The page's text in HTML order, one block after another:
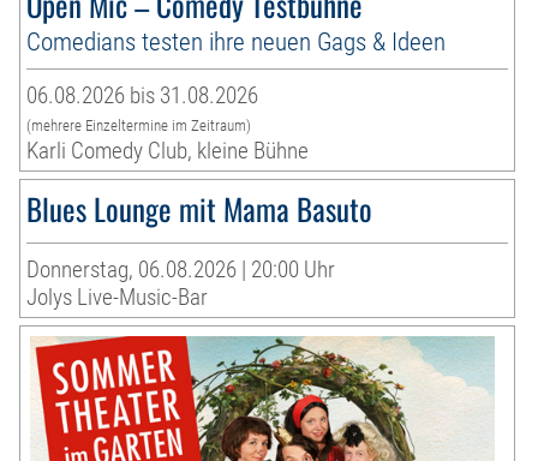
Comedians testen ihre neuen Gags & Ideen
06.08.2026 bis 31.08.2026
(mehrere Einzeltermine im Zeitraum)
Karli Comedy Club, kleine Bühne
Blues Lounge mit Mama Basuto
Donnerstag, 06.08.2026 | 20:00 Uhr
Jolys Live-Music-Bar